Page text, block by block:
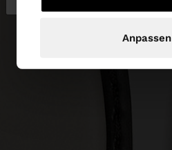
Anpassen